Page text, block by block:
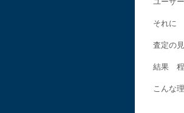
それに
査定の
結果 程
こんな